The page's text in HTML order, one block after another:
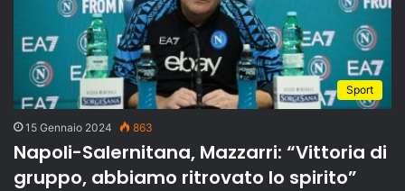
Sport
15 Gennaio 2024 863
Napoli-Salernitana, Mazzarri: “Vittoria di
gruppo, abbiamo ritrovato lo spirito”